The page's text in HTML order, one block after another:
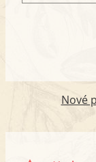
Nové